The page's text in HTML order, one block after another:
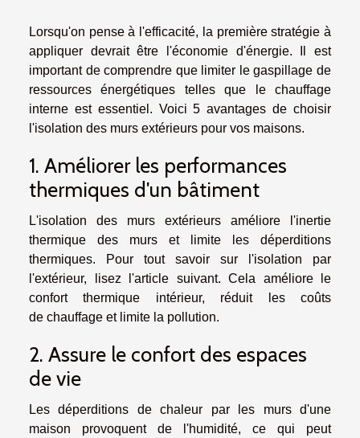
Lorsqu'on pense à l'efficacité, la première stratégie à
appliquer devrait être l'économie d'énergie. Il est
important de comprendre que limiter le gaspillage de
ressources énergétiques telles que le chauffage
interne est essentiel. Voici 5 avantages de choisir
l'isolation des murs extérieurs pour vos maisons.
1. Améliorer les performances
thermiques d'un bâtiment
L'isolation des murs extérieurs améliore l'inertie
thermique des murs et limite les déperditions
thermiques. Pour tout savoir sur l'isolation par
l'extérieur, lisez l'article suivant. Cela améliore le
confort thermique intérieur, réduit les coûts
de chauffage et limite la pollution.
2. Assure le confort des espaces
de vie
Les déperditions de chaleur par les murs d'une
maison provoquent de l'humidité, ce qui peut